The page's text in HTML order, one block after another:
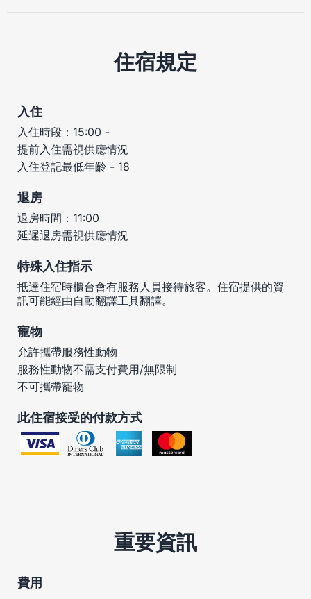
住宿規定
入住
入住時段：15:00 -
提前入住需視供應情況
入住登記最低年齡 - 18
退房
退房時間：11:00
延遲退房需視供應情況
特殊入住指示
抵達住宿時櫃台會有服務人員接待旅客。住宿提供的資
訊可能經由自動翻譯工具翻譯。
寵物
允許攜帶服務性動物
服務性動物不需支付費用/無限制
不可攜帶寵物
此住宿接受的付款方式
重要資訊
費用